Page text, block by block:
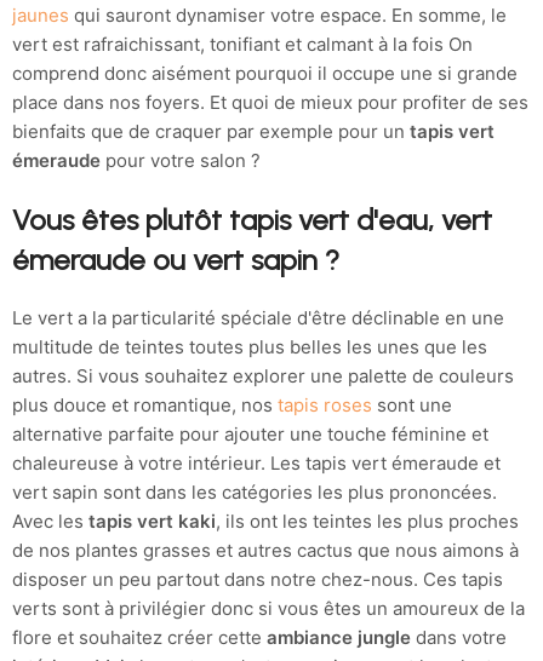
jaunes qui sauront dynamiser votre espace. En somme, le
vert est rafraichissant, tonifiant et calmant à la fois On
comprend donc aisément pourquoi il occupe une si grande
place dans nos foyers. Et quoi de mieux pour profiter de ses
bienfaits que de craquer par exemple pour un tapis vert
émeraude pour votre salon ?
Vous êtes plutôt tapis vert d'eau, vert
émeraude ou vert sapin ?
Le vert a la particularité spéciale d'être déclinable en une
multitude de teintes toutes plus belles les unes que les
autres. Si vous souhaitez explorer une palette de couleurs
plus douce et romantique, nos tapis roses sont une
alternative parfaite pour ajouter une touche féminine et
chaleureuse à votre intérieur. Les tapis vert émeraude et
vert sapin sont dans les catégories les plus prononcées.
Avec les tapis vert kaki, ils ont les teintes les plus proches
de nos plantes grasses et autres cactus que nous aimons à
disposer un peu partout dans notre chez-nous. Ces tapis
verts sont à privilégier donc si vous êtes un amoureux de la
flore et souhaitez créer cette ambiance jungle dans votre